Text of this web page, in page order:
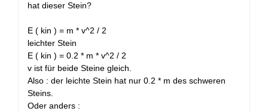
hat dieser Stein?
E ( kin ) = m * v^2 / 2
leichter Stein
E ( kin ) = 0.2 * m * v^2 / 2
v ist für beide Steine gleich.
Also : der leichte Stein hat nur 0.2 * m des schweren
Steins.
Oder anders :